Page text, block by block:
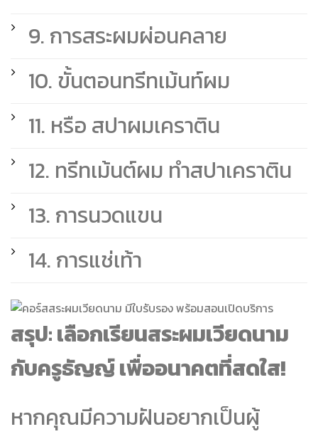
9. การสระผมผ่อนคลาย
10. ขั้นตอนทรีทเม้นท์ผม
11. หรือ สปาผมเคราติน
12. ทรีทเม้นต์ผม ทำสปาเคราติน
13. การนวดแขน
14. การแช่เท้า
สรุป: เลือกเรียนสระผมเวียดนาม
กับครูธัญญ์ เพื่ออนาคตที่สดใส!
หากคุณมีความฝันอยากเป็นผู้